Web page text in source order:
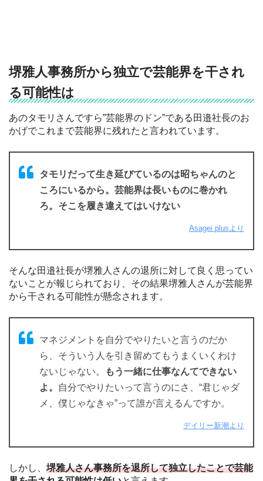
堺雅人事務所から独立で芸能界を干され
る可能性は
あのタモリさんですら”芸能界のドン”である田邉社長のお
かげでこれまで芸能界に残れたと言われています。
タモリだって生き延びているのは昭ちゃんのと
ころにいるから。芸能界は長いものに巻かれ
ろ。そこを履き違えてはいけない
Asagei plusより
そんな田邉社長が堺雅人さんの退所に対して良く思ってい
ないことが報じられており、その結果堺雅人さんが芸能界
から干される可能性が懸念されます。
マネジメントを自分でやりたいと言うのだか
ら、そういう人を引き留めてもうまくいくわけ
ないじゃない。
もう一緒に仕事なんてできない
よ。
自分でやりたいって言うのにさ、“君じゃダ
メ、僕じゃなきゃ”って誰が言えるんですか。
デイリー新潮より
しかし、 堺雅人さん事務所を退所して独立したことで芸能